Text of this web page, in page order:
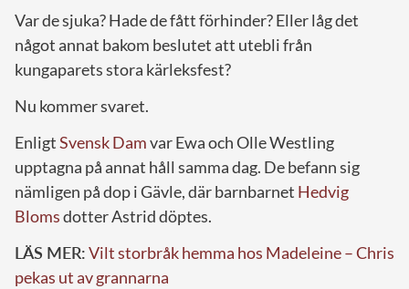
Var de sjuka? Hade de fått förhinder? Eller låg det
något annat bakom beslutet att utebli från
kungaparets stora kärleksfest?
Nu kommer svaret.
EnligtSvensk Damvar Ewa och Olle Westling
upptagna på annat håll samma dag. De befann sig
nämligen på dop i Gävle, där barnbarnet Hedvig
Blomsdotter Astrid döptes.
LÄS MER:Vilt storbråk hemma hos Madeleine – Chris
pekas ut av grannarna